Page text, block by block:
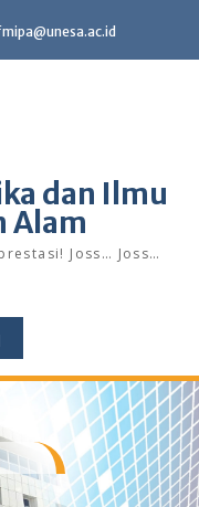
dan Ilmu
Alam
Joss… Joss…